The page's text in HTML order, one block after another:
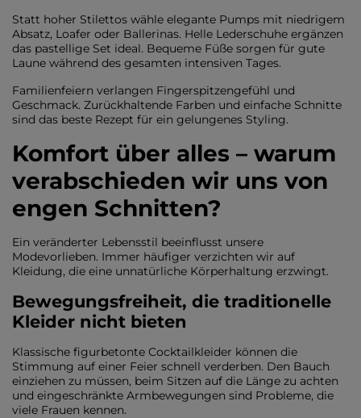
Statt hoher Stilettos wähle elegante Pumps mit niedrigem
Absatz, Loafer oder Ballerinas. Helle Lederschuhe ergänzen
das pastellige Set ideal. Bequeme Füße sorgen für gute
Laune während des gesamten intensiven Tages.
Familienfeiern verlangen Fingerspitzengefühl und
Geschmack. Zurückhaltende Farben und einfache Schnitte
sind das beste Rezept für ein gelungenes Styling.
Komfort über alles – warum
verabschieden wir uns von
engen Schnitten?
Ein veränderter Lebensstil beeinflusst unsere
Modevorlieben. Immer häufiger verzichten wir auf
Kleidung, die eine unnatürliche Körperhaltung erzwingt.
Bewegungsfreiheit, die traditionelle
Kleider nicht bieten
Klassische figurbetonte Cocktailkleider können die
Stimmung auf einer Feier schnell verderben. Den Bauch
einziehen zu müssen, beim Sitzen auf die Länge zu achten
und eingeschränkte Armbewegungen sind Probleme, die
viele Frauen kennen.